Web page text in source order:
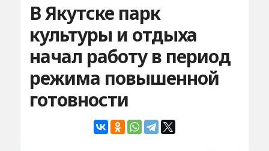
В Якутске парк
культуры и отдыха
начал работу в период
режима повышенной
готовности